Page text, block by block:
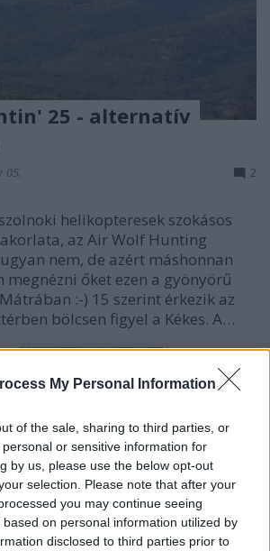
My Personal Information
of the sale, sharing to third parties, or
or sensitive information for
by us, please use the below opt-out
selection. Please note that after your
you may continue seeing
on personal information utilized by
disclosed to third parties prior to
25 - alternatív
05. 2
helikopteresek szokásos
az Air Wolf Hunting
nem, de azért máshonnan
megnézni őket ezen a gyönyörű
:-) 15 szerint érkezik az
bölcsen figyel a Kékes. A…